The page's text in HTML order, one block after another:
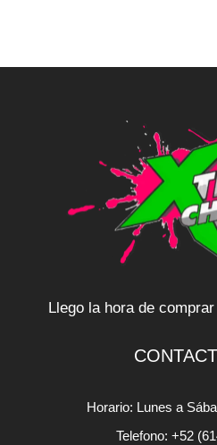
Llego la hora de
Horario: Lunes a
Telefono: +52